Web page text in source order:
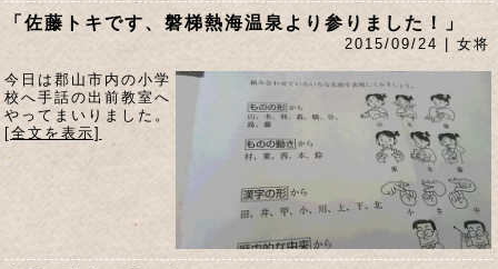
「佐藤トキです、磐梯熱海温泉より参りました！」
2015/09/24 | 女将
今日は郡山市内の小学
校へ手話の出前教室へ
やってまいりました。
[全文を表示]